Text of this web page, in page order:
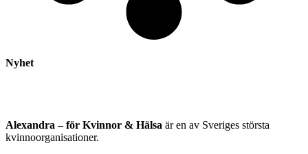
Nyhet
Alexandra – för Kvinnor & Hälsa är en av Sveriges största
kvinnoorganisationer.